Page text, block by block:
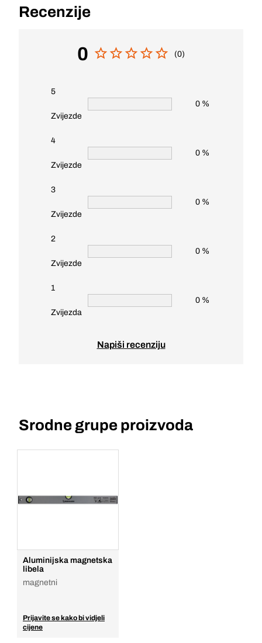
Recenzije
0 (0)
5
Zvijezde
0 %
4
Zvijezde
0 %
3
Zvijezde
0 %
2
Zvijezde
0 %
1
Zvijezda
0 %
Napiši recenziju
Srodne grupe proizvoda
Aluminijska magnetska
libela
magnetni
Prijavite se kako bi vidjeli
cijene